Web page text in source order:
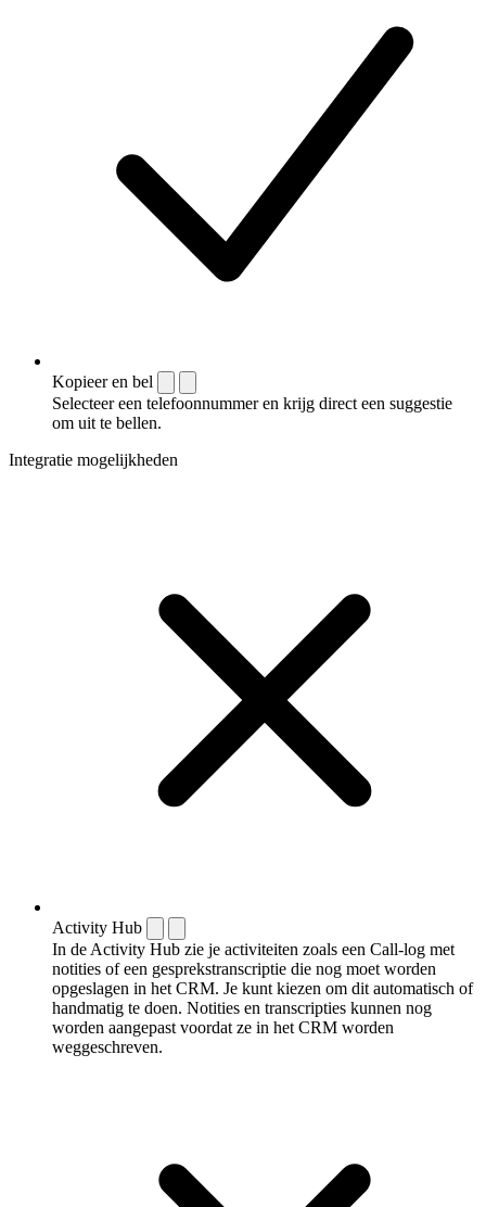
Kopieer en bel
Selecteer een telefoonnummer en krijg direct een suggestie
om uit te bellen.
Integratie mogelijkheden
Activity Hub
In de Activity Hub zie je activiteiten zoals een Call-log met
notities of een gespreks­transcriptie die nog moet worden
opgeslagen in het CRM. Je kunt kiezen om dit automatisch of
handmatig te doen. Notities en transcripties kunnen nog
worden aangepast voordat ze in het CRM worden
weggeschreven.